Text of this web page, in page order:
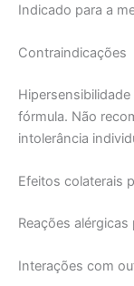
Indicado para a
Contraindicações
fórmula. Não
intolerância
Efeitos colaterais
Reações
Interações com